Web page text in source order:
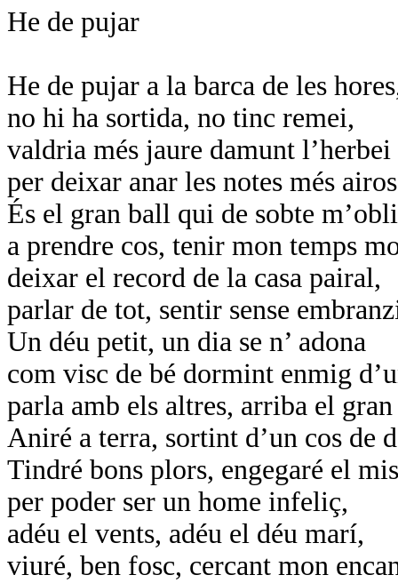
He de pujar
He de pujar a la barca de les
no hi ha sortida, no tinc remei,
valdria més jaure damunt l’herbei
per deixar anar les notes més
És el gran ball qui de sobte
a prendre cos, tenir mon temps
deixar el record de la casa pairal,
parlar de tot, sentir sense
Un déu petit, un dia se n’ adona
com visc de bé dormint enmig
parla amb els altres, arriba el
Aniré a terra, sortint d’un cos de
Tindré bons plors, engegaré el
per poder ser un home infeliç,
adéu el vents, adéu el déu marí,
viuré, ben fosc, cercant mon